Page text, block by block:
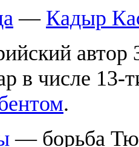
— Кадыр
автор
в числе
.
— борьба